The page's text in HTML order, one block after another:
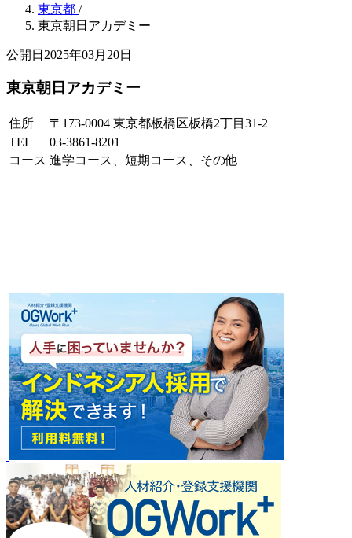
東京都 /
東京朝日アカデミー
公開日2025年03月20日
東京朝日アカデミー
住所
〒173-0004 東京都板橋区板橋2丁目31-2
TEL
03-3861-8201
コース 進学コース、短期コース、その他